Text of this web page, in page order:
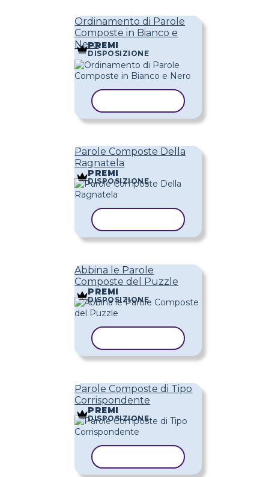
Ordinamento di Parole
Composte in Bianco e
NeroPREMI
DISPOSIZIONE
Parole Composte Della
Ragnatela
PREMI
DISPOSIZIONE
Abbina le Parole
Composte del Puzzle
PREMI
DISPOSIZIONE
Parole Composte di Tipo
Corrispondente
PREMI
DISPOSIZIONE